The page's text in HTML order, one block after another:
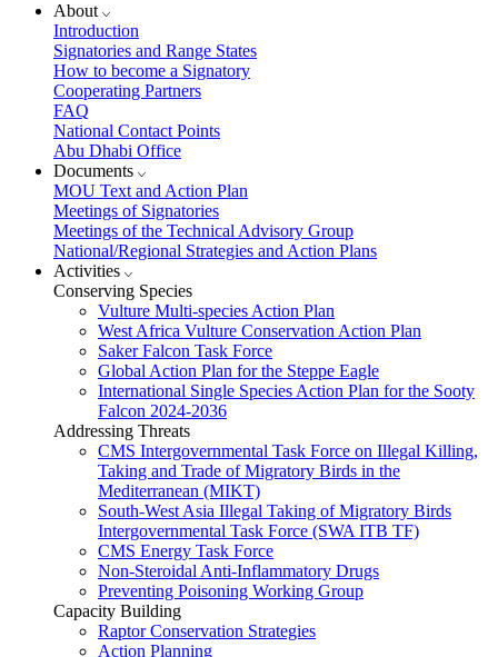
About
Introduction
Signatories and Range States
How to become a Signatory
Cooperating Partners
FAQ
National Contact Points
Abu Dhabi Office
Documents
MOU Text and Action Plan
Meetings of Signatories
Meetings of the Technical Advisory Group
National/Regional Strategies and Action Plans
Activities
Conserving Species
Vulture Multi-species Action Plan
West Africa Vulture Conservation Action Plan
Saker Falcon Task Force
Global Action Plan for the Steppe Eagle
International Single Species Action Plan for the Sooty
Falcon 2024-2036
Addressing Threats
CMS Intergovernmental Task Force on Illegal Killing,
Taking and Trade of Migratory Birds in the
Mediterranean (MIKT)
South-West Asia Illegal Taking of Migratory Birds
Intergovernmental Task Force (SWA ITB TF)
CMS Energy Task Force
Non-Steroidal Anti-Inflammatory Drugs
Preventing Poisoning Working Group
Capacity Building
Raptor Conservation Strategies
Action Planning